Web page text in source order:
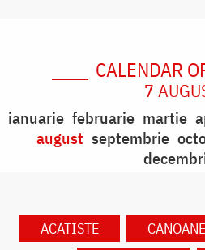
CALENDAR
7
ianuarie februarie martie
august septembrie
ACATISTE CANOANE